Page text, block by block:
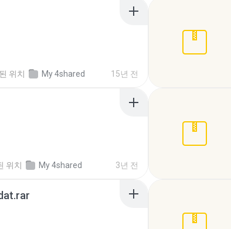
위치 My 4shared 15년 전
위치 My 4shared 3년 전